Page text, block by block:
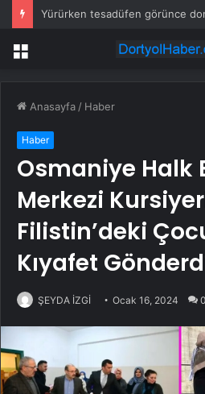
Menü
Anasayfa / Haber
Haber
Osmaniye Halk
Merkezi
Filistin’deki
Kıyafet
ŞEYDA İZGİ Ocak 16, 2024 0